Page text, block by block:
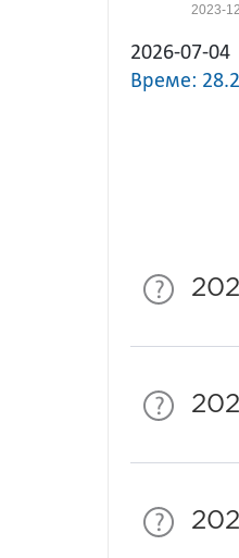
2023-12
2026-07-04
Време: 28.2